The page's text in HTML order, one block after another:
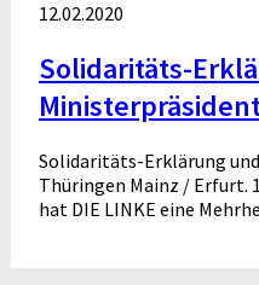
12.02.2020
Solidaritäts-
Solidaritäts-Erklärung
Thüringen Mainz / Erfurt.
hat DIE LINKE eine